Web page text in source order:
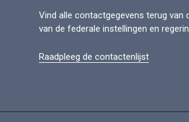
Vind alle contactgegevens terug van
van de federale instellingen en
Raadpleeg de contactenlijst